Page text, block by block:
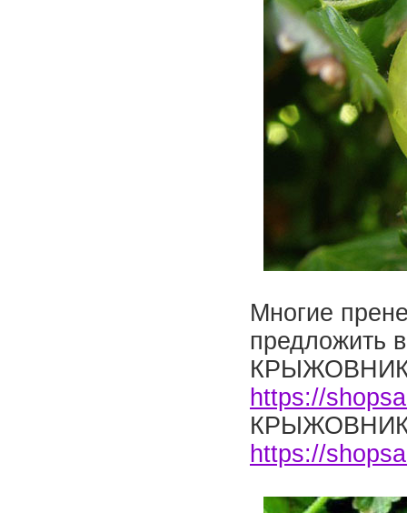
Многие
предложить
https://
https://